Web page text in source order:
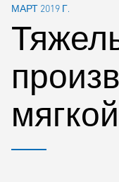
МАРТ 2019 Г.